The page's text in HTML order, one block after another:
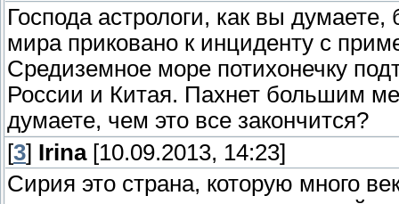
Господа астрологи, как вы
мира приковано к инциденту с
Средиземное море потихонечку
России и Китая. Пахнет большим
думаете, чем это все закончится?
[3] Irina[10.09.2013, 14:23]
Сирия это страна, которую много